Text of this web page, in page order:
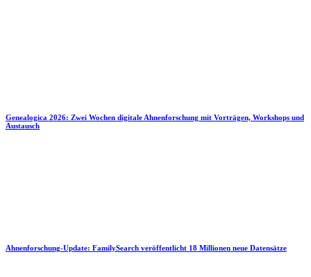
Genealogica 2026: Zwei Wochen digitale Ahnenforschung mit Vorträgen, Workshops und
Austausch
Ahnenforschung-Update: FamilySearch veröffentlicht 18 Millionen neue Datensätze